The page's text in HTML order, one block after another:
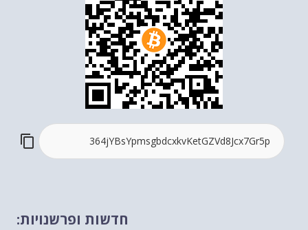
חדשות ופרשנויות: